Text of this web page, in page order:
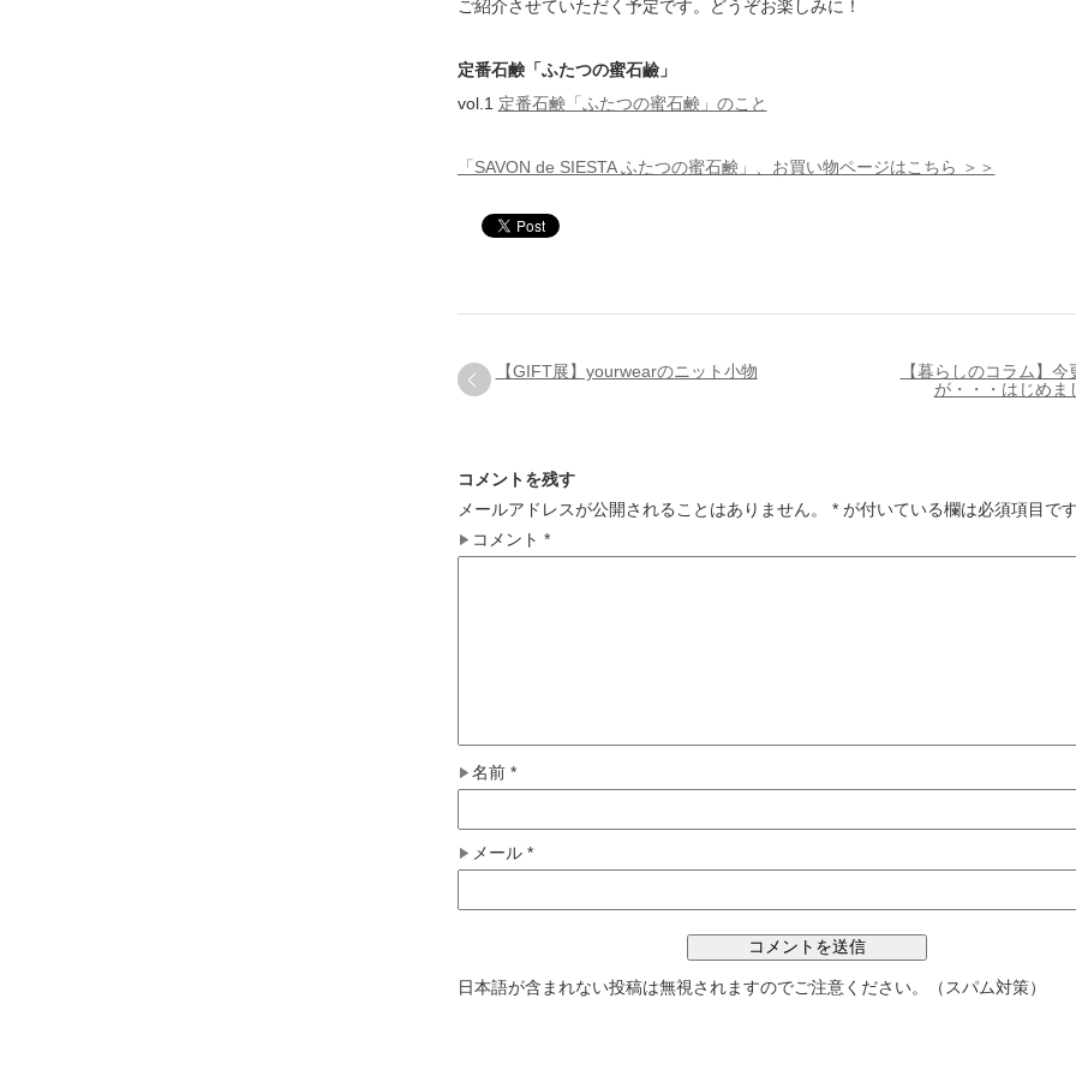
ご紹介させていただく予定です。どうぞお楽しみに！
定番石鹸「ふたつの蜜石鹼」
vol.1 定番石鹸「ふたつの蜜石鹸」のこと
「SAVON de SIESTA ふたつの蜜石鹸」、お買い物ページはこちら ＞＞
【GIFT展】yourwearのニット小物
【暮らしのコラム】今
が・・・はじめま
コメントを残す
メールアドレスが公開されることはありません。
*が付いている欄は必須項目です
コメント *
名前 *
メール *
日本語が含まれない投稿は無視されますのでご注意ください。（スパム対策）